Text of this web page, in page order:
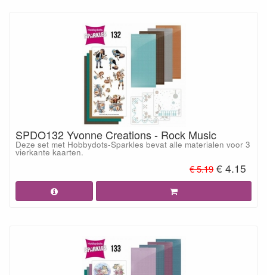
SPDO132 Yvonne Creations - Rock Music
Deze set met Hobbydots-Sparkles bevat alle materialen voor 3
vierkante kaarten.
€ 5.19 € 4.15